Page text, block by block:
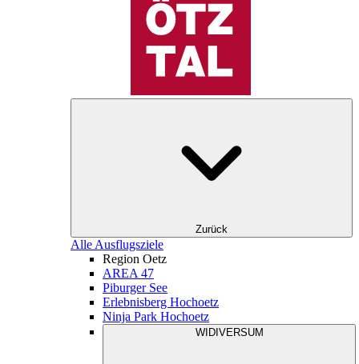
Zurück
Alle Ausflugsziele
Region Oetz
AREA 47
Piburger See
Erlebnisberg Hochoetz
Ninja Park Hochoetz
WIDIVERSUM